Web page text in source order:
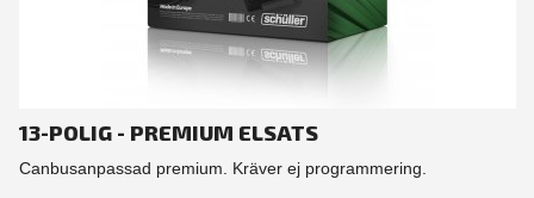
13-POLIG - PREMIUM ELSATS
Canbusanpassad premium. Kräver ej programmering.